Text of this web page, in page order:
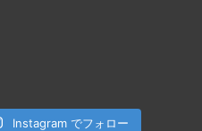
Instagram でフォロー